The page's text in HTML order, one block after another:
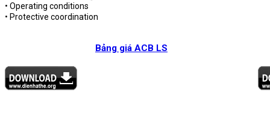
• Operating conditions
• Protective coordination
Bảng giá ACB LS